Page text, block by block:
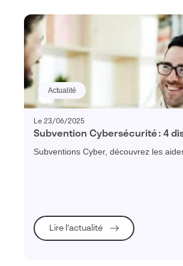
Actualité
Le 23/06/2025
Subvention Cybersécurité : 4
régionaux pour financer vos
plans de remédiation
Subventions Cyber, découvrez les
Lire l’actualité